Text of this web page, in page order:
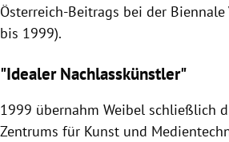
Österreich-Beitrags bei der Biennale
bis 1999).
"Idealer Nachlasskünstler"
1999 übernahm Weibel schließlich
Zentrums für Kunst und